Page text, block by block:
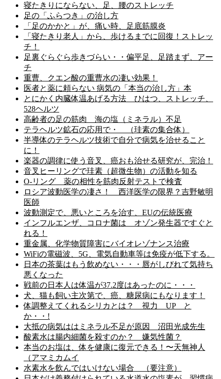
寝たきりにならない、足、腰のストレッチ
足の「ふらつき」の治し方
「足のかかと」が、痛い時、足底筋膜炎
「寝たきり老人」から、歩けるまでに回復！ストレッ
チ！
足裏ぐらぐら歩きづらい・・偏平足、足踏まず、アー
チ
重曹、クエン酸の重曹水の凄い効果！
医者と薬に頼らない 病気の「本当の治し方」本
とにかく内臓体温あげる方法 ひはつ、ストレッチ、
528ヘルツ
高齢者の足の筋肉 海の塩（ミネラル）不足
テラヘルツ鉱石の応用で・ （珪素の集合体）
半導体のテラヘルツ技術で自分で病気を治せること
に！
楽器の調律に使う音叉、癌おも治せる研究が、完治！
音叉ヒーリングで珪素（超微生物）の活動を知る
O-リング 薬の相性を筋肉反射テストで検査
ロシア波動医学の凄さ！ 西洋医学の限界？吉野敏明
医師
波動測定で、悪いところを治す、EUの伝統医療
インフルエンザ、コロナ菌は オゾン発生器ですぐと
れる！
重金属、化学物質障害にバイオレゾナンス治療
WiFiの電磁波、5G、電気自動車等は免疫が低下する。
日本の茶葉はもう飲めない・・・唇がしびれて気持ち
悪くなった
戦前の日本人は体温が37.2度はあったのに・・・
犬、猫も飼い主次第で、癌、糖尿病にもなります！
体調整えてくれるシリカとは？ 視力 UP と
か・・!
大抵の病気ははミネラル不足が原因 沼田光成先生
酸素水は腸内細菌を殺すのか？ 嫌気性菌？
本当のお塩は、体を健康に復元できる！〜天無神人
（アマミカムイ
水素水を飲んではいけない場合 （要注意）